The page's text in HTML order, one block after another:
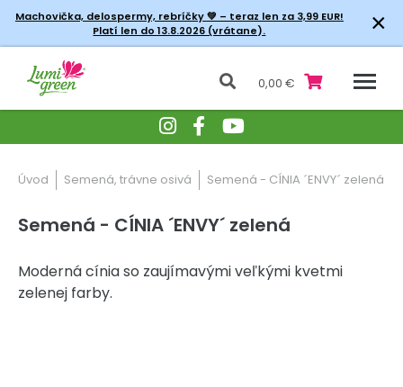
Machovička, delospermy, rebríčky💚 – teraz len za 3,99 EUR!
Platí len do 13.8.2026 (vrátane).
×
0,00 €
Úvod Semená, trávne osivá Semená - CÍNIA ´ENVY´ zelená
Semená - CÍNIA ´ENVY´ zelená
Moderná cínia so zaujímavými veľkými kvetmi
zelenej farby.